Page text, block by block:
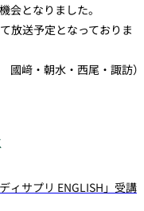
会となりました。
放送予定となっておりま
國﨑・朝水・西尾・諏訪）
ィサプリ ENGLISH」受講